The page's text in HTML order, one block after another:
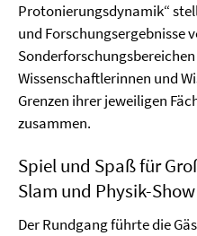
Protonierungsdynamik“
und Forschungsergebnisse
Wissenschaftlerinnen und
Grenzen ihrer jeweiligen
zusammen.
Spiel und Spaß für
Slam und Physik-Show
Der Rundgang führte die